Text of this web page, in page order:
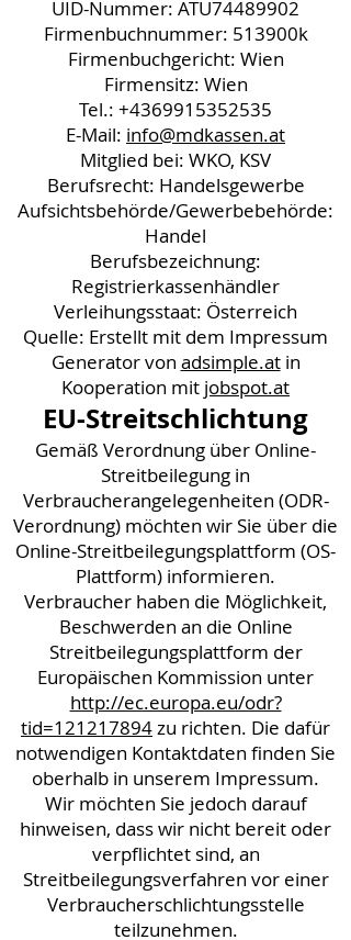
UID-Nummer: ATU74489902
Firmenbuchnummer: 513900k
Firmenbuchgericht: Wien
Firmensitz: Wien
Tel.: +4369915352535
E-Mail: info@mdkassen.at
Mitglied bei: WKO, KSV
Berufsrecht: Handelsgewerbe
Aufsichtsbehörde/Gewerbebehörde:
Handel
Berufsbezeichnung:
Registrierkassenhändler
Verleihungsstaat: Österreich
Quelle: Erstellt mit dem Impressum
Generator von adsimple.atin
Kooperation mit jobspot.at
EU-Streitschlichtung
Gemäß Verordnung über Online-
Streitbeilegung in
Verbraucherangelegenheiten (ODR-
Verordnung) möchten wir Sie über die
Online-Streitbeilegungsplattform (OS-
Plattform) informieren.
Verbraucher haben die Möglichkeit,
Beschwerden an die Online
Streitbeilegungsplattform der
Europäischen Kommission unter
http://ec.europa.eu/odr?
tid=121217894zu richten. Die dafür
notwendigen Kontaktdaten finden Sie
oberhalb in unserem Impressum.
Wir möchten Sie jedoch darauf
hinweisen, dass wir nicht bereit oder
verpflichtet sind, an
Streitbeilegungsverfahren vor einer
Verbraucherschlichtungsstelle
teilzunehmen.